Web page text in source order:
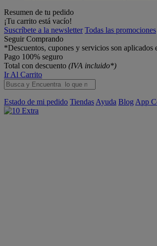
Resumen de tu pedido
¡Tu carrito está vacío!
Suscríbete a la newsletter Todas las promociones
Seguir Comprando
*Descuentos, cupones y servicios son
Pago 100% seguro
Total con descuento (IVA incluido*)
Ir Al Carrito
Estado de mi pedido Tiendas Ayuda Blog App